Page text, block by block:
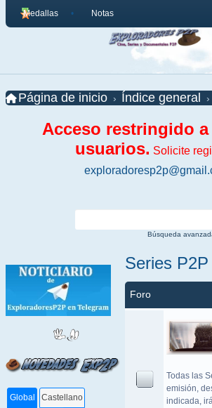
Medallas Notas
Página de inicio Índice general
Acceso restringido
usuarios. Solicite
Búsqueda
Global Castellano
Series P2P
Foro
Todas las
emisión,
indicada,